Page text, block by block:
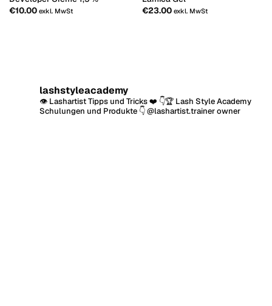
€10.00 exkl. MwSt
€23.00 exkl. MwSt
lashstyleacademy
👁 Lashartist Tipps und Tricks ❤️ 👇🏆 Lash Style Academy
Schulungen und Produkte 👇@lashartist.trainer owner